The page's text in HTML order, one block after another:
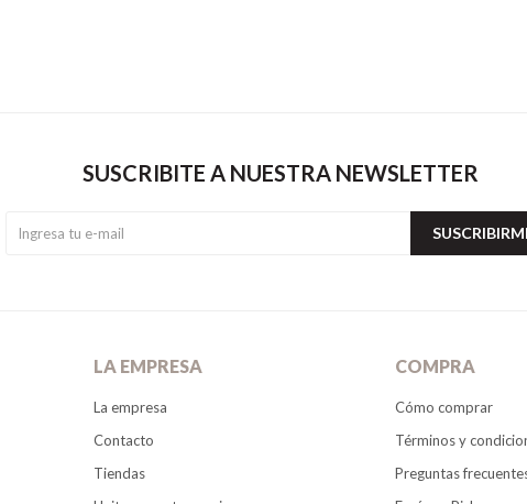
LA EMPRESA
La empresa
Contacto
Tiendas
COMPRA
Cómo comprar
Términos y
Preguntas
SUSCRIBITE A NUESTRA NEWSLETTER